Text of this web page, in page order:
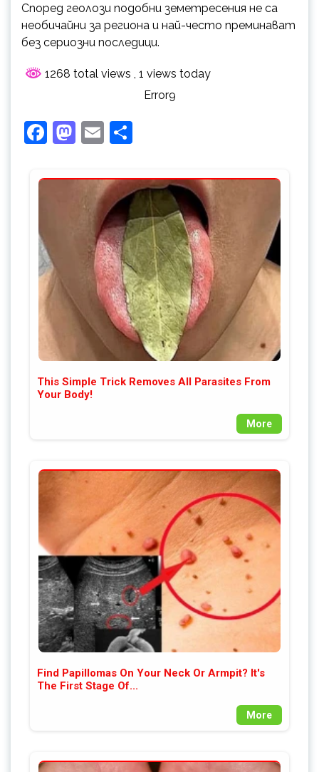
Според геолози подобни земетресения не са
необичайни за региона и най-често преминават
без сериозни последици.
1268 total views
, 1 views today
Error9
Facebook
Mastodon
Email
This Simple Trick Removes All Parasites From
Your Body!
More
Find Papillomas On Your Neck Or Armpit? It's
The First Stage Of...
More